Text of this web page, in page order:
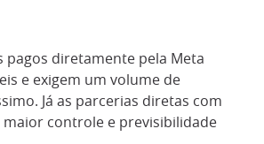
pagos diretamente pela Meta
e exigem um volume de
Já as parcerias diretas com
maior controle e previsibilidade